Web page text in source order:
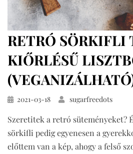
RETRÓ SÖRKIFLI
KIŐRLÉSŰ
Közzétéve
2021-03-18 sugarfreedots
Szeretitek a retró süteményeket?
sörkifli pedig egyenesen a
előttem van a kép, ahogy a felső